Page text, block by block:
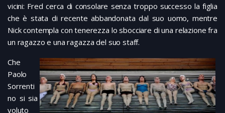
vicini: Fred cerca di consolare senza troppo successo la figlia
che è stata di recente abbandonata dal suo uomo, mentre
Nick contempla con tenerezza lo sbocciare di una relazione fra
un ragazzo e una ragazza del suo staff.
Che
Paolo
Sorrenti
no si sia
voluto